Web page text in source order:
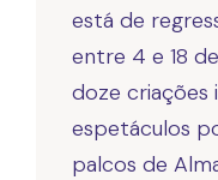
está de
entre 4 e 18
doze criações
espetáculos
palcos de